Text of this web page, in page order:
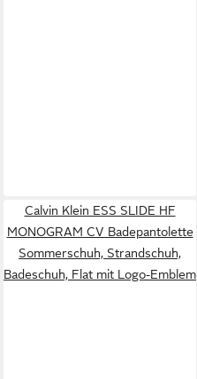
Calvin Klein ESS SLIDE HF
MONOGRAM CV Badepantolette
Sommerschuh, Strandschuh,
Badeschuh, Flat mit Logo-Emblem